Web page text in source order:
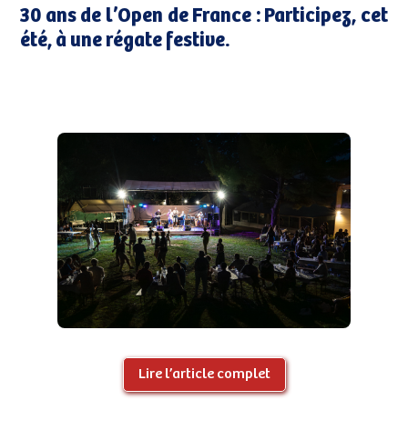
30 ans de l’Open de France : Participez, cet
été, à une régate festive.
Lire l’article complet